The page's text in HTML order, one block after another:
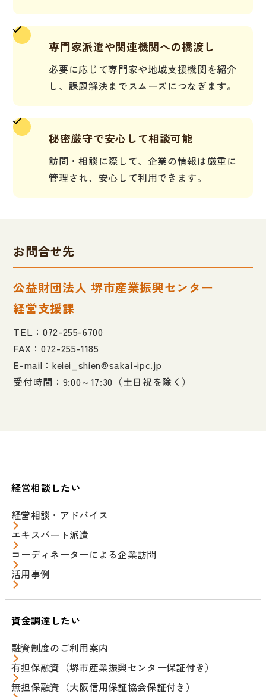
専門家派遣や関連機関への橋渡し
必要に応じて専門家や地域支援機関を紹介
し、課題解決までスムーズにつなぎます。
秘密厳守で安心して相談可能
訪問・相談に際して、企業の情報は厳重に
管理され、安心して利用できます。
お問合せ先
公益財団法人 堺市産業振興センター
経営支援課
TEL： 072-255-6700
FAX：072-255-1185
E-mail：keiei_shien@sakai-ipc.jp
受付時間：9:00～17:30（土日祝を除く）
経営相談したい
経営相談・アドバイス
エキスパート派遣
コーディネーターによる企業訪問
活用事例
資金調達したい
融資制度のご利用案内
有担保融資（堺市産業振興センター保証付き）
無担保融資（大阪信用保証協会保証付き）